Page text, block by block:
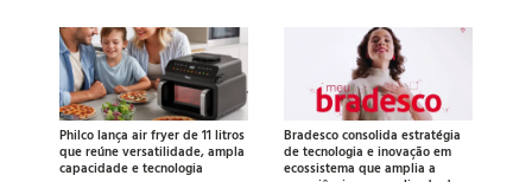
Philco lança air fryer de 11 litros
que reúne versatilidade, ampla
capacidade e tecnologia
Bradesco consolida estratégia
de tecnologia e inovação em
ecossistema que amplia a